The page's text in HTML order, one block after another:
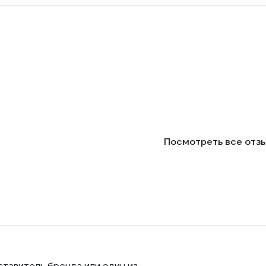
Посмотреть все